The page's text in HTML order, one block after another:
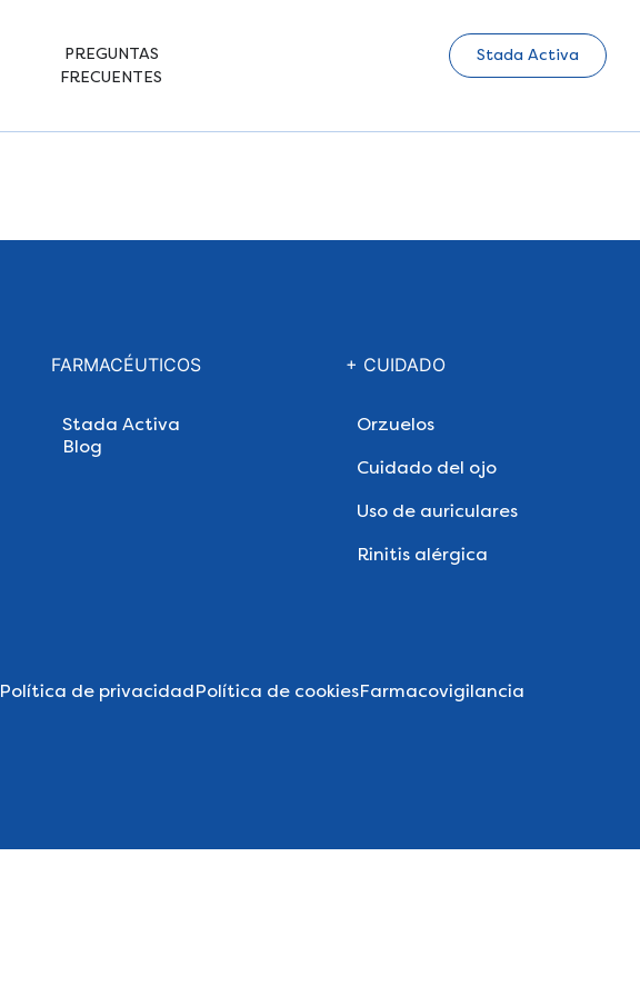
PREGUNTAS
FRECUENTES
Stada Activa
FARMACÉUTICOS
Stada Activa
Blog
+ CUIDADO
Orzuelos
Cuidado del ojo
Uso de auriculares
Rinitis alérgica
Política de privacidadPolítica de cookiesFarmacovigilancia